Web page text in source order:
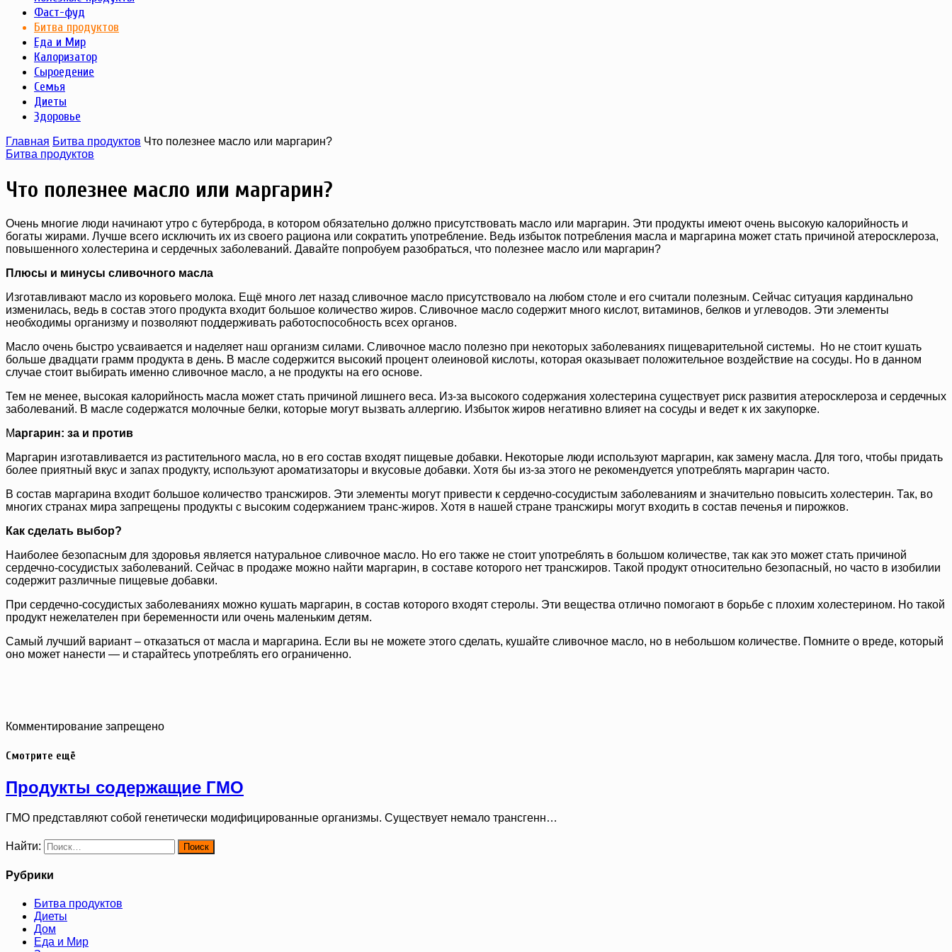
Фаст-фуд
Битва продуктов
Еда и Мир
Калоризатор
Сыроедение
Семья
Диеты
Здоровье
Главная Битва продуктов Что полезнее масло или маргарин?
Битва продуктов
Что полезнее масло или маргарин?
Очень многие люди начинают утро с бутерброда, в котором обязательно должно присутствовать масло или маргарин. Эти продукты имеют очень высокую калорийность и
богаты жирами. Лучше всего исключить их из своего рациона или сократить употребление. Ведь избыток потребления масла и маргарина может стать причиной атеросклероза,
повышенного холестерина и сердечных заболеваний. Давайте попробуем разобраться, что полезнее масло или маргарин?
Плюсы и минусы сливочного масла
Изготавливают масло из коровьего молока. Ещё много лет назад сливочное масло присутствовало на любом столе и его считали полезным. Сейчас ситуация кардинально
изменилась, ведь в состав этого продукта входит большое количество жиров. Сливочное масло содержит много кислот, витаминов, белков и углеводов. Эти элементы
необходимы организму и позволяют поддерживать работоспособность всех органов.
Масло очень быстро усваивается и наделяет наш организм силами. Сливочное масло полезно при некоторых заболеваниях пищеварительной системы. Но не стоит кушать
больше двадцати грамм продукта в день. В масле содержится высокий процент олеиновой кислоты, которая оказывает положительное воздействие на сосуды. Но в данном
случае стоит выбирать именно сливочное масло, а не продукты на его основе.
Тем не менее, высокая калорийность масла может стать причиной лишнего веса. Из-за высокого содержания холестерина существует риск развития атеросклероза и сердечных
заболеваний. В масле содержатся молочные белки, которые могут вызвать аллергию. Избыток жиров негативно влияет на сосуды и ведет к их закупорке.
Маргарин: за и против
Маргарин изготавливается из растительного масла, но в его состав входят пищевые добавки. Некоторые люди используют маргарин, как замену масла. Для того, чтобы придать
более приятный вкус и запах продукту, используют ароматизаторы и вкусовые добавки. Хотя бы из-за этого не рекомендуется употреблять маргарин часто.
В состав маргарина входит большое количество трансжиров. Эти элементы могут привести к сердечно-сосудистым заболеваниям и значительно повысить холестерин. Так, во
многих странах мира запрещены продукты с высоким содержанием транс-жиров. Хотя в нашей стране трансжиры могут входить в состав печенья и пирожков.
Как сделать выбор?
Наиболее безопасным для здоровья является натуральное сливочное масло. Но его также не стоит употреблять в большом количестве, так как это может стать причиной
сердечно-сосудистых заболеваний. Сейчас в продаже можно найти маргарин, в составе которого нет трансжиров. Такой продукт относительно безопасный, но часто в изобилии
содержит различные пищевые добавки.
При сердечно-сосудистых заболеваниях можно кушать маргарин, в состав которого входят стеролы. Эти вещества отлично помогают в борьбе с плохим холестерином. Но такой
продукт нежелателен при беременности или очень маленьким детям.
Самый лучший вариант – отказаться от масла и маргарина. Если вы не можете этого сделать, кушайте сливочное масло, но в небольшом количестве. Помните о вреде, который
оно может нанести — и старайтесь употреблять его ограниченно.
Комментирование запрещено
Смотрите ещё
Продукты содержащие ГМО
ГМО представляют собой генетически модифицированные организмы. Существует немало трансгенн…
Найти:
Рубрики
Битва продуктов
Диеты
Дом
Еда и Мир